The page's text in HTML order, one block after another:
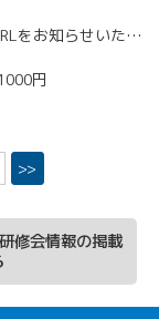
Zoomにて開催。ご入金確認後メールにてURLをお知らせいたします。
円
>>
修会情報の掲載